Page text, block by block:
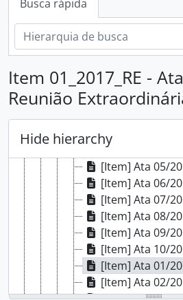
Busca rápida
Item 01_2017_RE -
Reunião
Hide hierarchy
[Subfundos] Comissão
[Subfundos] Conselho do
[Séries] Atas
[Subséries] 2017
[Item] Ata 01/
[Item] Ata 02/
[Item] Ata 03/
[Item] Ata 04/
[Item] Ata 05/
[Item] Ata 06/
[Item] Ata 07/
[Item] Ata 08/
[Item] Ata 09/
[Item] Ata 10/
[Item] Ata 01/2017
[Item] Ata 02/2017